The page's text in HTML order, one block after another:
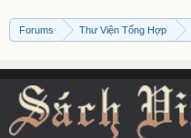
Forums Thư Viện Tổng Hợp